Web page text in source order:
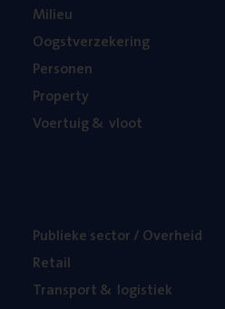
Mili­eu
Oogst­ver­ze­ke­ring
Per­so­nen
Pro­per­ty
Voer­tuig& vloot
Publie­ke sec­tor / Overheid
Retail
Trans­port& logistiek